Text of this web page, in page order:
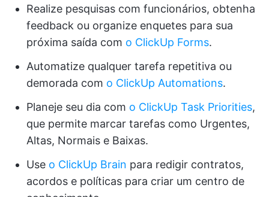
Realize pesquisas com funcionários, obtenha
feedback ou organize enquetes para sua
próxima saída com o ClickUp Forms.
Automatize qualquer tarefa repetitiva ou
demorada com o ClickUp Automations.
Planeje seu dia com o ClickUp Task Priorities,
que permite marcar tarefas como Urgentes,
Altas, Normais e Baixas.
Use o ClickUp Brain para redigir contratos,
acordos e políticas para criar um centro de